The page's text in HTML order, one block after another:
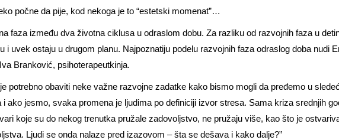
počne da pije, kod nekoga je to “estetski momenat”…
faza između dva životna ciklusa u odraslom dobu. Za razliku od razvojnih faza u
i uvek ostaju u drugom planu. Najpoznatiju podelu razvojnih faza odraslog doba nudi
Branković, psihoterapeutkinja.
potrebno obaviti neke važne razvojne zadatke kako bismo mogli da pređemo u
ako jesmo, svaka promena je ljudima po definiciji izvor stresa. Sama kriza srednjih
koje su do nekog trenutka pružale zadovoljstvo, ne pružaju više, kao što je
Ljudi se onda nalaze pred izazovom – šta se dešava i kako dalje?”